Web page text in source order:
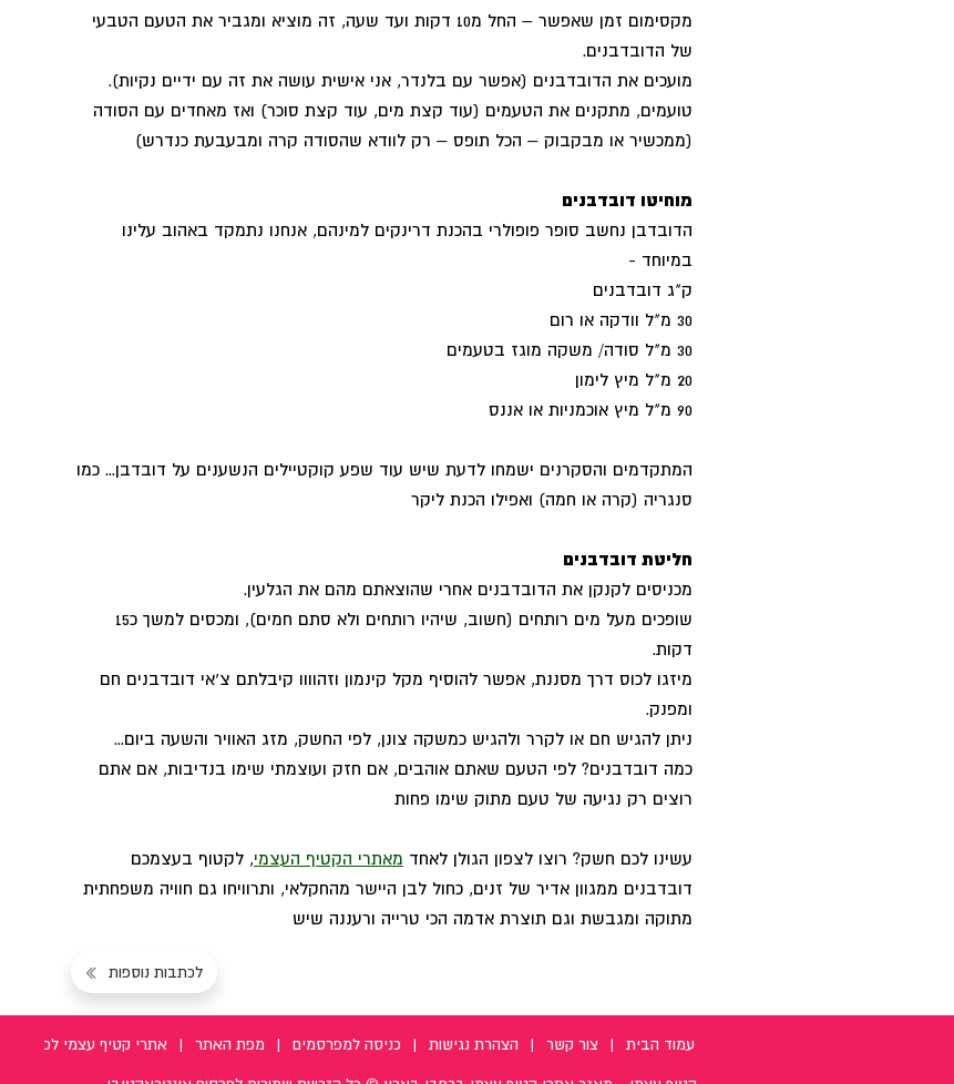
מקסימום זמן שאפשר – החל מ10 דקות ועד שעה, זה מוציא ומגביר את הטעם הטבעי
של הדובדבנים.
מועכים את הדובדבנים (אפשר עם בלנדר, אני אישית עושה את זה עם ידיים נקיות).
טועמים, מתקנים את הטעמים (עוד קצת מים, עוד קצת סוכר) ואז מאחדים עם הסודה
(ממכשיר או מבקבוק – הכל תופס – רק לוודא שהסודה קרה ומבעבעת כנדרש)
מוחיטו דובדבנים
הדובדבן נחשב סופר פופולרי בהכנת דרינקים למינהם, אנחנו נתמקד באהוב עלינו
במיוחד -
ק"ג דובדבנים
30 מ"ל וודקה או רום
30 מ"ל סודה/ משקה מוגז בטעמים
20 מ"ל מיץ לימון
90 מ"ל מיץ אוכמניות או אננס
המתקדמים והסקרנים ישמחו לדעת שיש עוד שפע קוקטיילים הנשענים על דובדבן... כמו
סנגריה (קרה או חמה) ואפילו הכנת ליקר
חליטת דובדבנים
מכניסים לקנקן את הדובדבנים אחרי שהוצאתם מהם את הגלעין.
שופכים מעל מים רותחים (חשוב, שיהיו רותחים ולא סתם חמים), ומכסים למשך כ15
דקות.
מיזגו לכוס דרך מסננת, אפשר להוסיף מקל קינמון וזהוווו קיבלתם צ'אי דובדבנים חם
ומפנק.
ניתן להגיש חם או לקרר ולהגיש כמשקה צונן, לפי החשק, מזג האוויר והשעה ביום...
כמה דובדבנים? לפי הטעם שאתם אוהבים, אם חזק ועוצמתי שימו בנדיבות, אם אתם
רוצים רק נגיעה של טעם מתוק שימו פחות
עשינו לכם חשק? רוצו לצפון הגולן לאחד מאתרי הקטיף העצמי, לקטוף בעצמכם
דובדבנים ממגוון אדיר של זנים, כחול לבן היישר מהחקלאי, ותרוויחו גם חוויה משפחתית
מתוקה ומגבשת וגם תוצרת אדמה הכי טרייה ורעננה שיש
לכתבות נוספות
עמוד הבית | צור קשר | הצהרת נגישות | כניסה למפרסמים | מפת האתר | אתרי קטיף עצמי לפי יישוב